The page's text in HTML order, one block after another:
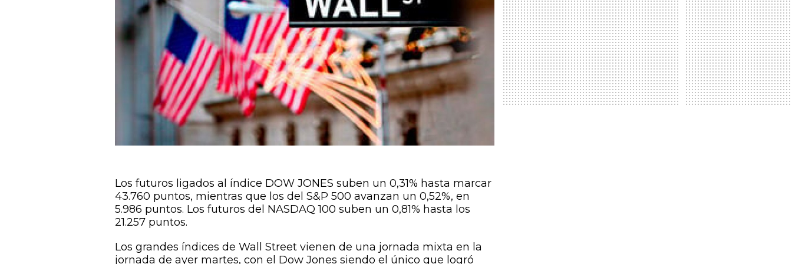
Los futuros ligados al índice DOW JONES suben un 0,31% hasta marcar
43.760 puntos, mientras que los del S&P 500 avanzan un 0,52%, en
5.986 puntos. Los futuros del NASDAQ 100 suben un 0,81% hasta los
21.257 puntos.
Los grandes índices de Wall Street vienen de una jornada mixta en la
jornada de ayer martes, con el Dow Jones siendo el único que logró